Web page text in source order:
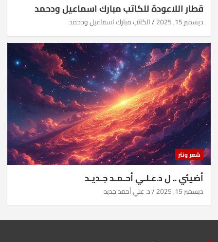
قطار اللاعودة للكاتب مبارك اسماعيل ودحمد
ديسمبر 15, 2025 الكاتب مبارك اسماعيل ودحمد
شعر ونثر
أضيئي .. ل د.عـلـي أحـمـد جـديـد
ديسمبر 15, 2025 د. علي أحمد جديد